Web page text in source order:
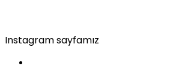
Instagram sayfamız